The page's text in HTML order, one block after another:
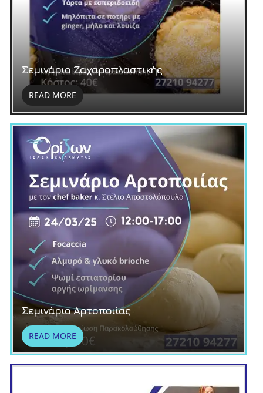
Σεμινάριο Ζαχαροπλαστικής
READ MORE
Σεμινάριο Αρτοποιίας
READ MORE